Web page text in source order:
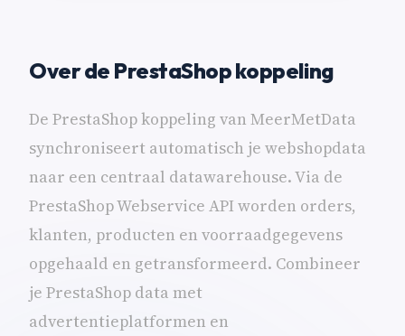
Over de PrestaShop koppeling
De PrestaShop koppeling van MeerMetData
synchroniseert automatisch je webshopdata
naar een centraal datawarehouse. Via de
PrestaShop Webservice API worden orders,
klanten, producten en voorraadgegevens
opgehaald en getransformeerd. Combineer
je PrestaShop data met
advertentieplatformen en